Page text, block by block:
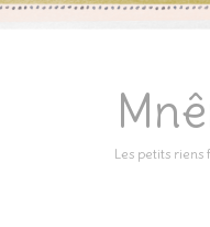
Les petits riens